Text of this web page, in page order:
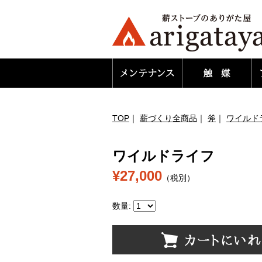
TOP ｜ 薪づくり全商品 ｜ 斧 ｜ ワイルド
ワイルドライフ
¥27,000 （税別）
数量: